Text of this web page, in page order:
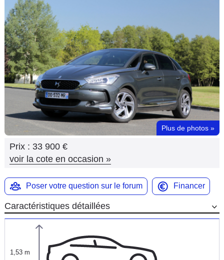
Electriques
Utilitaires
Flottes
Auto
Services
Forum
Moto
Marques
Plus de photos »
Prix : 33 900 €
voir la cote en occasion »
Poser votre question sur le forum Financer
Caractéristiques détaillées
1,53 m